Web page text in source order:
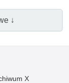
↓
X